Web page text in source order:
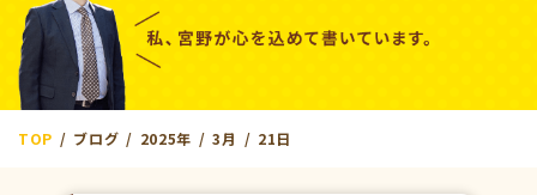
TOP ブログ 2025年 3月 21日